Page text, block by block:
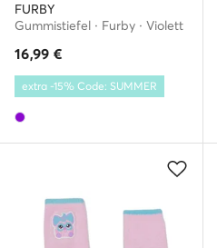
FURBY
Gummistiefel · Furby · Violett
16,99 €
extra -15% Code: SUMMER